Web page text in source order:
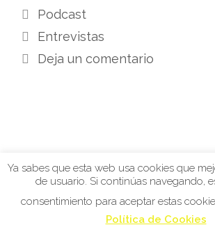
Podcast
Entrevistas
Deja un comentario
Ya sabes que esta web usa cookies que
de usuario. Si continúas navegando,
consentimiento para aceptar estas
Política de Cookies